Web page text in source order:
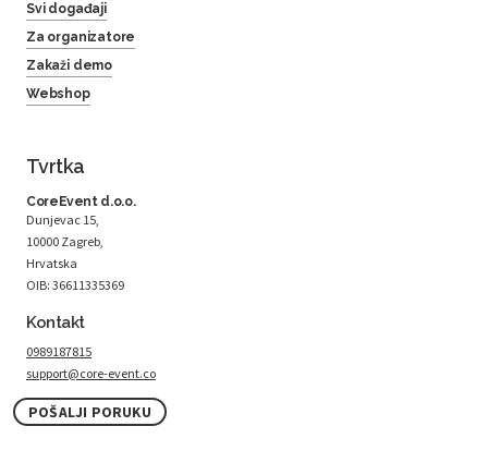
Svi događaji
Za organizatore
Zakaži demo
Webshop
Tvrtka
CoreEvent d.o.o.
Dunjevac 15,
10000 Zagreb,
Hrvatska
OIB: 36611335369
Kontakt
0989187815
support@core-event.co
POŠALJI PORUKU